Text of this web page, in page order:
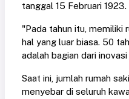
tanggal 15 Februari 1923.
"Pada tahun itu, memiliki
hal yang luar biasa. 50
adalah bagian dari
Saat ini, jumlah rumah
menyebar di seluruh